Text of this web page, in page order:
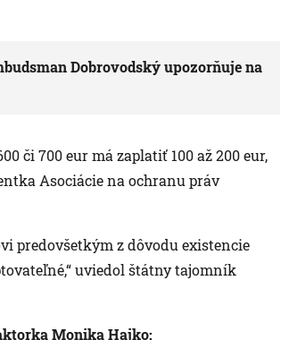
Dobrovodský upozorňuje na
či 700 eur má zaplatiť 100 až 200 eur,
Asociácie na ochranu práv
predovšetkým z dôvodu existencie
uviedol štátny tajomník
Monika Hajko: